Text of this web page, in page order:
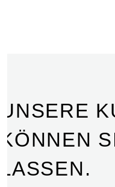
UNSERE
KÖNNEN
LASSEN.